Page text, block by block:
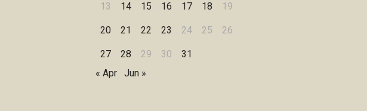
13 14 15 16 17 18 19
20 21 22 23 24 25 26
27 28 29 30
31
« Apr
Jun »